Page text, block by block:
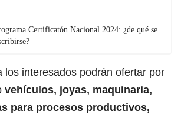
Certificatón Nacional 2024: ¿de qué se
los interesados podrán ofertar por
vehículos, joyas, maquinaria,
para procesos productivos,